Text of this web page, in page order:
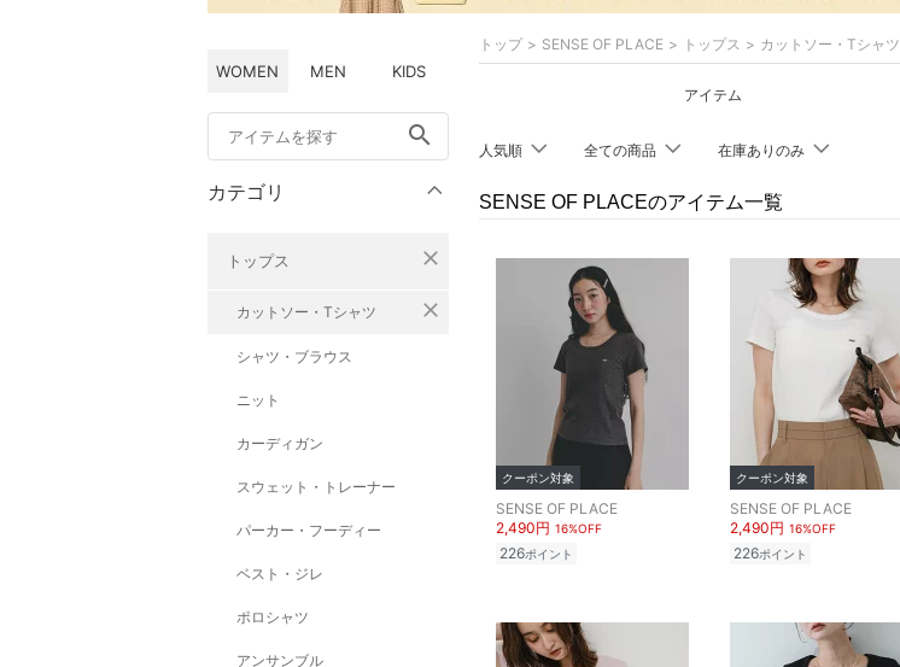
WOMEN MEN KIDS
search
カテゴリ
トップス close
カットソー・Tシャツ close
シャツ・ブラウス
ニット
カーディガン
スウェット・トレーナー
パーカー・フーディー
ベスト・ジレ
ポロシャツ
アンサンブル
トップ SENSE OF PLACE トップス カットソー・Tシャツ
アイテム
人気順 全ての商品 在庫ありのみ
SENSE OF PLACEのアイテム一覧
クーポン対象
SENSE OF PLACE
2,490円 16%OFF
226ポイント
クーポン対象
SENSE OF PLACE
2,490円 16%OFF
226ポイント